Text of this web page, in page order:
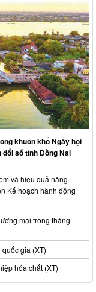
khuôn khổ Ngày hội
đổi số tỉnh Đồng Nai
và hiệu quả năng
Kế hoạch hành động
mại trong tháng
gia (XT)
hóa chất (XT)